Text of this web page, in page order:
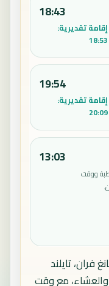
18:43
إقامة تقديرية:
18:53
19:54
إقامة تقديرية:
20:09
ووقت
13:03
فران، تايلند
والعشاء، مع وقت